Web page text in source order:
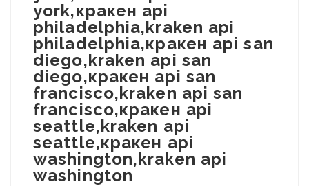
york,кракен api
philadelphia,kraken api
philadelphia,кракен api san
diego,kraken api san
diego,кракен api san
francisco,kraken api san
francisco,кракен api
seattle,kraken api
seattle,кракен api
washington,kraken api
washington